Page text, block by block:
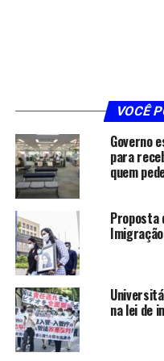
VOCÊ
Governo
para
quem
Proposta
na lei de